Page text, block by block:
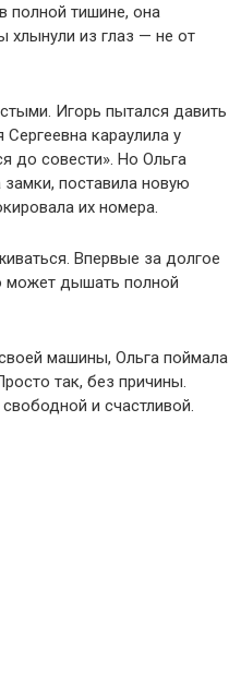
полной тишине, она
хлынули из глаз — не от
Игорь пытался давить
караулила у
до совести». Но Ольга
поставила новую
их номера.
Впервые за долгое
может дышать полной
машины, Ольга поймала
так, без причины.
и счастливой.